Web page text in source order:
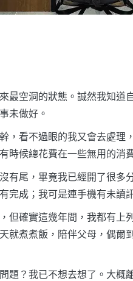
最空洞的狀態。誠然我知道
未做好。
，看不過眼的我又會去處理
時候總花費在一些無用的消
有尾，畢竟我已經開了很多
完成；我可是連手機有未讀
但確實這幾年間，我都有上
就煮煮飯，陪伴父母，偶爾
題？我已不想去想了。大概